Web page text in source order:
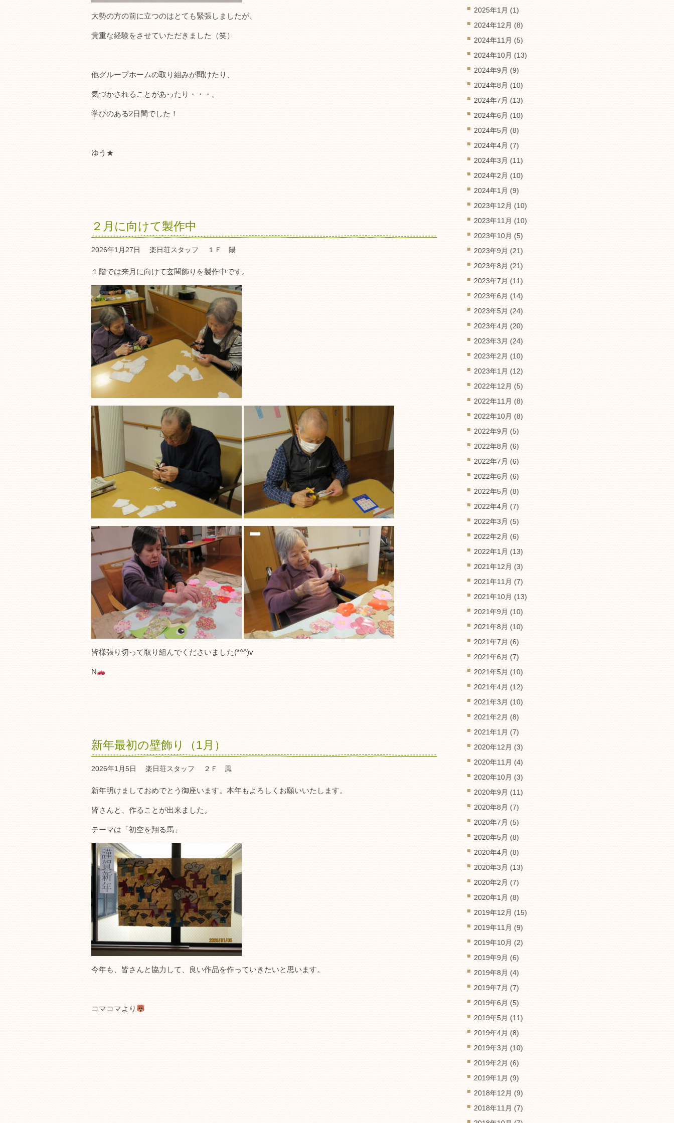
大勢の方の前に立つのはとても緊張しましたが、
貴重な経験をさせていただきました（笑）
他グループホームの取り組みが聞けたり、
気づかされることがあったり・・・。
学びのある2日間でした！
ゆう★
２月に向けて製作中
2026年1月27日 楽日荘スタッフ １Ｆ 陽
１階では来月に向けて玄関飾りを製作中です。
皆様張り切って取り組んでくださいました(*^^)v
N
新年最初の壁飾り（1月）
2026年1月5日 楽日荘スタッフ ２Ｆ 風
新年明けましておめでとう御座います。本年もよろしくお願いいたします。
皆さんと、作ることが出来ました。
テーマは「初空を翔る馬」
今年も、皆さんと協力して、良い作品を作っていきたいと思います。
コマコマより
2025年1月 (1)
2024年12月 (8)
2024年11月 (5)
2024年10月 (13)
2024年9月 (9)
2024年8月 (10)
2024年7月 (13)
2024年6月 (10)
2024年5月 (8)
2024年4月 (7)
2024年3月 (11)
2024年2月 (10)
2024年1月 (9)
2023年12月 (10)
2023年11月 (10)
2023年10月 (5)
2023年9月 (21)
2023年8月 (21)
2023年7月 (11)
2023年6月 (14)
2023年5月 (24)
2023年4月 (20)
2023年3月 (24)
2023年2月 (10)
2023年1月 (12)
2022年12月 (5)
2022年11月 (8)
2022年10月 (8)
2022年9月 (5)
2022年8月 (6)
2022年7月 (6)
2022年6月 (6)
2022年5月 (8)
2022年4月 (7)
2022年3月 (5)
2022年2月 (6)
2022年1月 (13)
2021年12月 (3)
2021年11月 (7)
2021年10月 (13)
2021年9月 (10)
2021年8月 (10)
2021年7月 (6)
2021年6月 (7)
2021年5月 (10)
2021年4月 (12)
2021年3月 (10)
2021年2月 (8)
2021年1月 (7)
2020年12月 (3)
2020年11月 (4)
2020年10月 (3)
2020年9月 (11)
2020年8月 (7)
2020年7月 (5)
2020年5月 (8)
2020年4月 (8)
2020年3月 (13)
2020年2月 (7)
2020年1月 (8)
2019年12月 (15)
2019年11月 (9)
2019年10月 (2)
2019年9月 (6)
2019年8月 (4)
2019年7月 (7)
2019年6月 (5)
2019年5月 (11)
2019年4月 (8)
2019年3月 (10)
2019年2月 (6)
2019年1月 (9)
2018年12月 (9)
2018年11月 (7)